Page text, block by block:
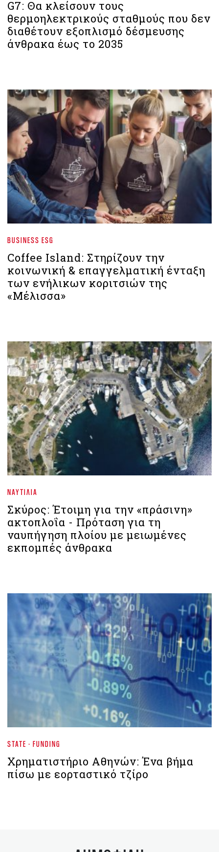
G7: Θα κλείσουν τους
θερμοηλεκτρικούς σταθμούς που δεν
διαθέτουν εξοπλισμό δέσμευσης
άνθρακα έως το 2035
BUSINESS ESG
Coffee Island: Στηρίζουν την
κοινωνική & επαγγελματική ένταξη
των ενήλικων κοριτσιών της
«Μέλισσα»
ΝΑΥΤΙΛΊΑ
Σκύρος: Έτοιμη για την «πράσινη»
ακτοπλοΐα - Πρόταση για τη
ναυπήγηση πλοίου με μειωμένες
εκπομπές άνθρακα
STATE - FUNDING
Χρηματιστήριο Αθηνών: Ένα βήμα
πίσω με εορταστικό τζίρο